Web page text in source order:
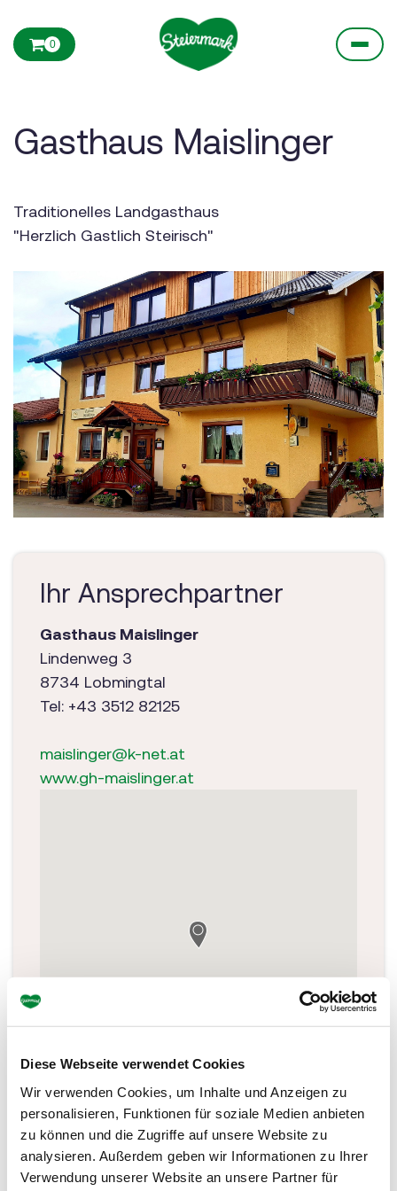
Diese Webseite verwendet Cookies
Wir verwenden Cookies, um Inhalte und Anzeigen zu
personalisieren, Funktionen für soziale Medien anbieten
zu können und die Zugriffe auf unsere Website zu
analysieren. Außerdem geben wir Informationen zu Ihrer
Verwendung unserer Website an unsere Partner für
0
Gasthaus Maislinger
Traditionelles Landgasthaus
"Herzlich Gastlich Steirisch"
Ihr Ansprechpartner
Gasthaus Maislinger
Lindenweg 3
8734 Lobmingtal
Tel: +43 3512 82125
maislinger@k-net.at
www.gh-maislinger.at